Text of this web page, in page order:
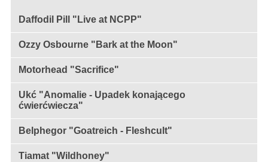
Daffodil Pill "Live at NCPP"
Ozzy Osbourne "Bark at the Moon"
Motorhead "Sacrifice"
Ukć "Anomalie - Upadek konającego
ćwierćwiecza"
Belphegor "Goatreich - Fleshcult"
Tiamat "Wildhoney"